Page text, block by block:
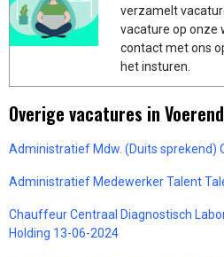
verzamelt
vacature op onze
contact met ons
het insturen.
Overige vacatures in
Administratief Mdw. (Duits sprekend)
Administratief Medewerker Talent
Chauffeur Centraal Diagnostisch
Holding 13-06-2024